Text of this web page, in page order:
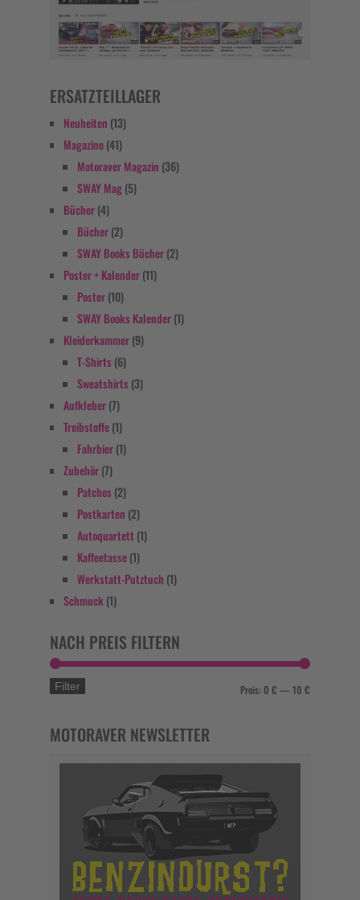
ERSATZTEILLAGER
Neuheiten (13)
Magazine(41)
Motoraver Magazin (36)
SWAY Mag(5)
Bücher(4)
Bücher(2)
SWAY Books Bücher(2)
Poster + Kalender(11)
Poster(10)
SWAY Books Kalender(1)
Kleiderkammer(9)
T-Shirts (6)
Sweatshirts (3)
Aufkleber(7)
Treibstoffe(1)
Fahrbier(1)
Zubehör(7)
Patches (2)
Postkarten (2)
Autoquartett (1)
Kaffeetasse(1)
Werkstatt-Putztuch (1)
Schmuck(1)
NACH PREIS FILTERN
Filter Preis: 0 € — 10 €
MOTORAVER NEWSLETTER